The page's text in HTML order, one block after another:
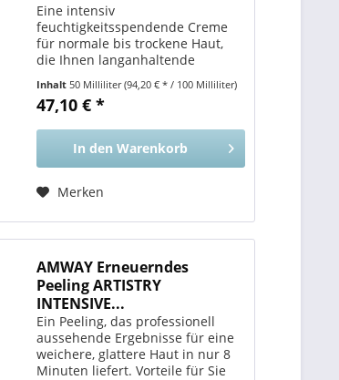
Eine intensiv
feuchtigkeitsspendende Creme
für normale bis trockene Haut,
die Ihnen langanhaltende
Pflegeformel liefert. Vorteile für
Sie Ihre Haut wird sich dank dem
feuchtigkeitsspendenden...
Inhalt 50 Milliliter(94,20 € * / 100 Milliliter)
47,10 € *
In den Warenkorb
Merken
AMWAY Erneuerndes
Peeling ARTISTRY
INTENSIVE...
Ein Peeling, das professionell
aussehende Ergebnisse für eine
weichere, glattere Haut in nur 8
Minuten liefert. Vorteile für Sie